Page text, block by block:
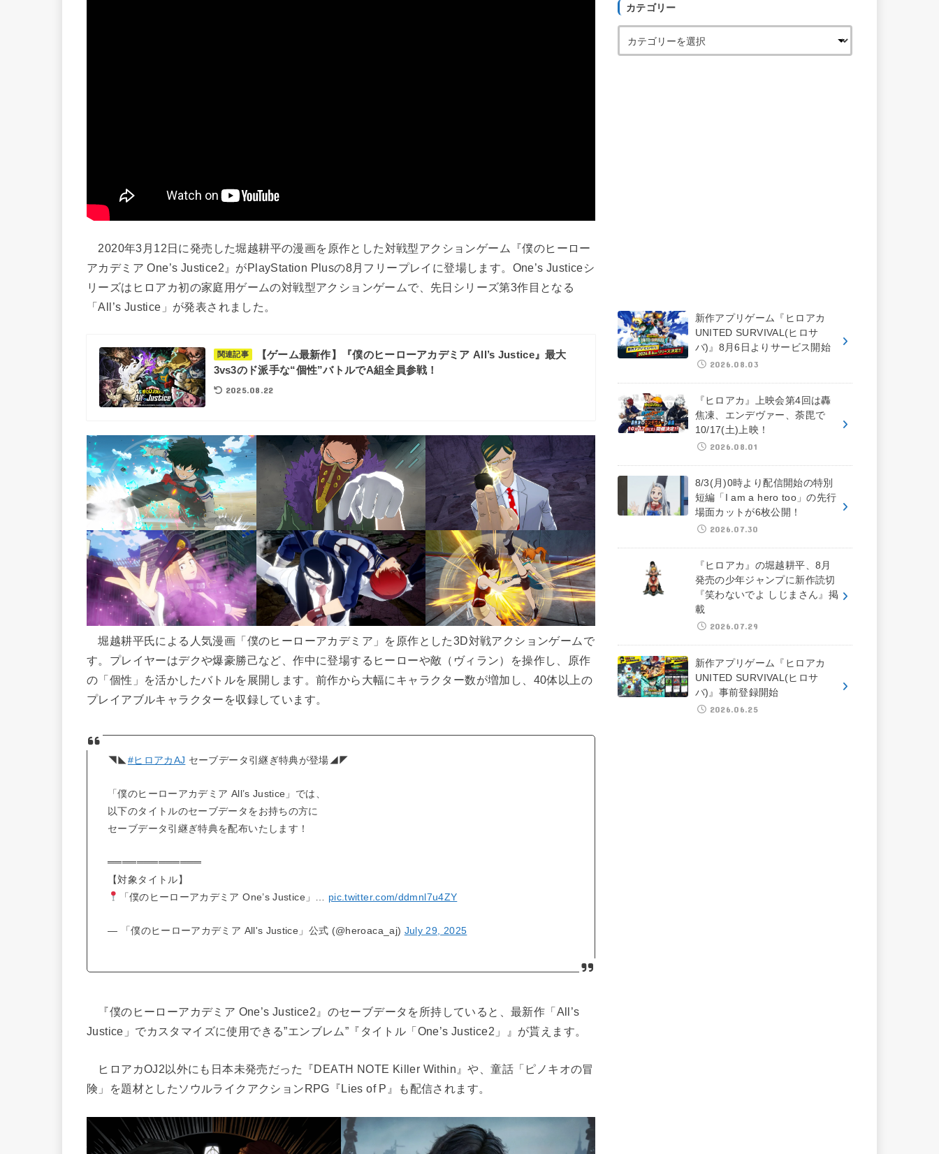
2020年3月12日に発売した堀越耕平の漫画を原作とした対戦型アクションゲーム『僕のヒーロー
アカデミア One’s Justice2』がPlayStation Plusの8月フリープレイに登場します。One’s Justiceシ
リーズはヒロアカ初の家庭用ゲームの対戦型アクションゲームで、先日シリーズ第3作目となる
「All’s Justice」が発表されました。
関連記事
【ゲーム最新作】『僕のヒーローアカデミア All’s Justice』最大
3vs3のド派手な“個性”バトルでA組全員参戦！
2025.08.22
堀越耕平氏による人気漫画「僕のヒーローアカデミア」を原作とした3D対戦アクションゲームで
す。プレイヤーはデクや爆豪勝己など、作中に登場するヒーローや敵（ヴィラン）を操作し、原作
の「個性」を活かしたバトルを展開します。前作から大幅にキャラクター数が増加し、40体以上の
プレイアブルキャラクターを収録しています。
◥◣ #ヒロアカAJ セーブデータ引継ぎ特典が登場◢◤
「僕のヒーローアカデミア All’s Justice」では、
以下のタイトルのセーブデータをお持ちの方に
セーブデータ引継ぎ特典を配布いたします！
═════════════
【対象タイトル】
「僕のヒーローアカデミア One’s Justice」… pic.twitter.com/ddmnl7u4ZY
— 「僕のヒーローアカデミア All's Justice」公式 (@heroaca_aj) July 29, 2025
『僕のヒーローアカデミア One’s Justice2』のセーブデータを所持していると、最新作「All’s
Justice」でカスタマイズに使用できる”エンブレム”『タイトル「One’s Justice2」』が貰えます。
ヒロアカOJ2以外にも日本未発売だった『DEATH NOTE Killer Within』や、童話「ピノキオの冒
険」を題材としたソウルライクアクションRPG『Lies of P』も配信されます。
カテゴリー
新作アプリゲーム『ヒロアカ
UNITED SURVIVAL(ヒロサ
バ)』8月6日よりサービス開始
2026.08.03
『ヒロアカ』上映会第4回は轟
焦凍、エンデヴァー、荼毘で
10/17(土)上映！
2026.08.01
8/3(月)0時より配信開始の特別
短編「I am a hero too」の先行
場面カットが6枚公開！
2026.07.30
『ヒロアカ』の堀越耕平、8月
発売の少年ジャンプに新作読切
『笑わないでよ しじまさん』掲
載
2026.07.29
新作アプリゲーム『ヒロアカ
UNITED SURVIVAL(ヒロサ
バ)』事前登録開始
2026.06.25